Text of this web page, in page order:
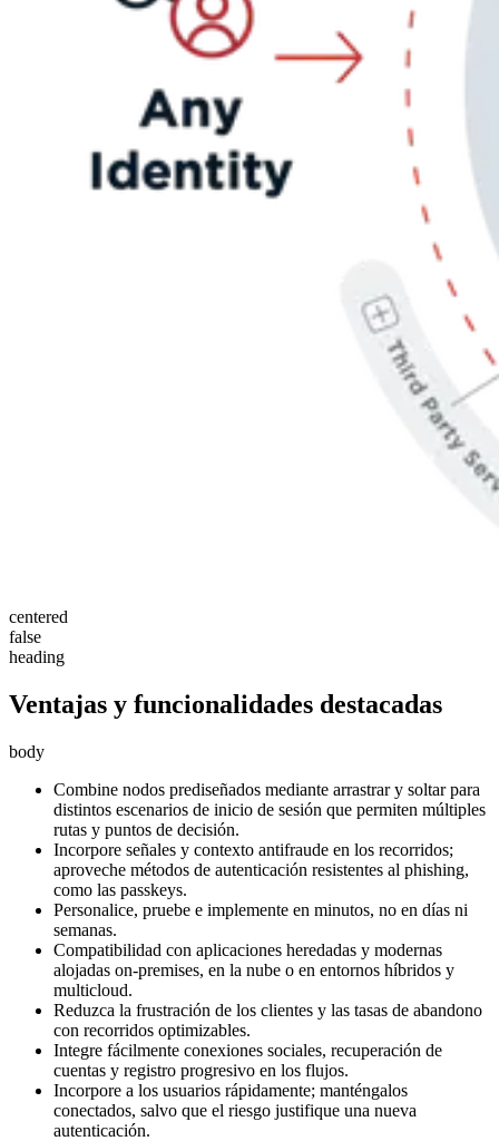
centered
false
heading
Ventajas y funcionalidades destacadas
body
Combine nodos prediseñados mediante arrastrar y soltar para
distintos escenarios de inicio de sesión que permiten múltiples
rutas y puntos de decisión.
Incorpore señales y contexto antifraude en los recorridos;
aproveche métodos de autenticación resistentes al phishing,
como las passkeys.
Personalice, pruebe e implemente en minutos, no en días ni
semanas.
Compatibilidad con aplicaciones heredadas y modernas
alojadas on-premises, en la nube o en entornos híbridos y
multicloud.
Reduzca la frustración de los clientes y las tasas de abandono
con recorridos optimizables.
Integre fácilmente conexiones sociales, recuperación de
cuentas y registro progresivo en los flujos.
Incorpore a los usuarios rápidamente; manténgalos
conectados, salvo que el riesgo justifique una nueva
autenticación.